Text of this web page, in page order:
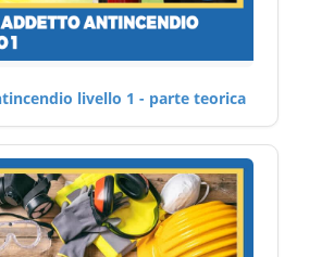
livello 1 - parte teorica